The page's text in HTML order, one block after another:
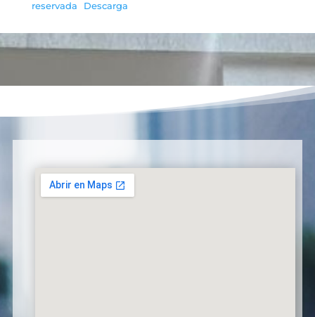
reservada
Descarga